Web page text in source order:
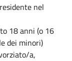
nel
18 anni (o 16
dei minori)
a,